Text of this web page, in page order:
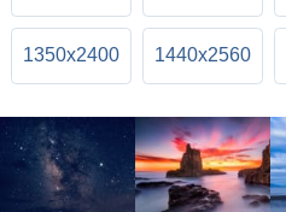
1350x2400 1440x2560